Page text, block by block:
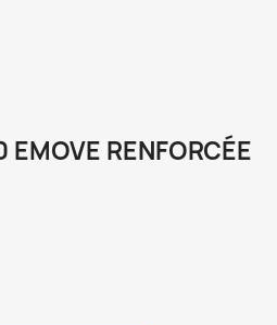
EMOVE RENFORCÉE